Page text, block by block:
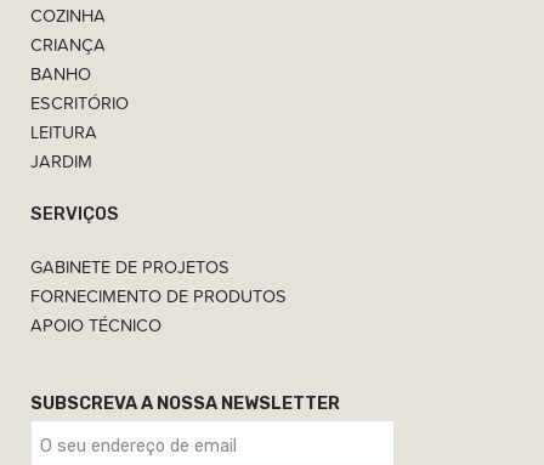
COZINHA
CRIANÇA
BANHO
ESCRITÓRIO
LEITURA
JARDIM
SERVIÇOS
GABINETE DE PROJETOS
FORNECIMENTO DE PRODUTOS
APOIO TÉCNICO
SUBSCREVA A NOSSA NEWSLETTER